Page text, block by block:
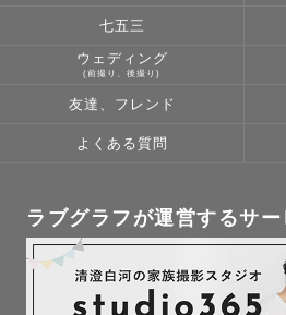
🦒【ゲストの皆様へ】
このページをここまで読んでくだ
皆様に会えることを、キリンのよ
東京は全域、山梨県(富士吉田周辺
県の一部は交通費無料です！
七五三
ウェディング
(前撮り、後撮り)
友達、フレンド
よくある質問
ラブグラフが運営するサー